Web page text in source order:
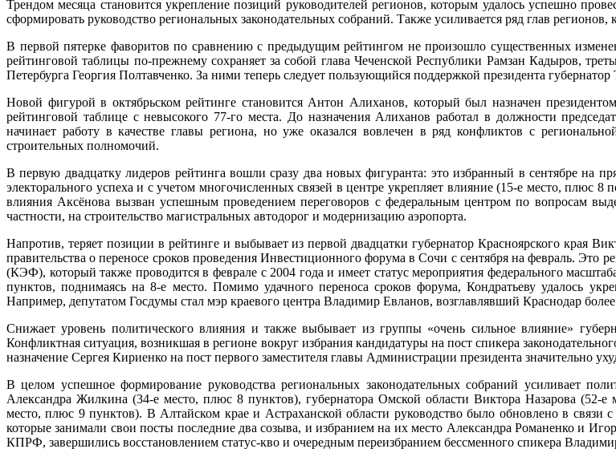
Трендом месяца становится укрепление позиций руководителей регионов, которым удалось успешно
сформировать руководство региональных законодательных собраний. Также усиливается ряд глав
В первой пятерке фаворитов по сравнению с предыдущим рейтингом не произошло существенных
рейтинговой таблицы по-прежнему сохраняет за собой глава Чеченской Республики Рамзан Кадыров,
Петербурга Георгия Полтавченко. За ними теперь следует пользующийся поддержкой президента
Новой фигурой в октябрьском рейтинге становится Антон Алиханов, который был назначен
рейтинговой таблице с невысокого 77-го места. До назначения Алиханов работал в должности
начинает работу в качестве главы региона, но уже оказался вовлечен в ряд конфликтов с
строительных полномочий.
В первую двадцатку лидеров рейтинга вошли сразу два новых фигуранта: это избранный в сентябре на
электорального успеха и с учетом многочисленных связей в центре укрепляет влияние (15-е место,
влияния Аксёнова вызван успешным проведением переговоров с федеральным центром по вопросам
частности, на строительство магистральных автодорог и модернизацию аэропорта.
Напротив, теряет позиции в рейтинге и выбывает из первой двадцатки губернатор Красноярского края
правительства о переносе сроков проведения Инвестиционного форума в Сочи с сентября на февраль. Это
(КЭФ), который также проводится в феврале с 2004 года и имеет статус мероприятия федерального
пунктов, поднимаясь на 8-е место. Помимо удачного переноса сроков форума, Кондратьеву удалось
Например, депутатом Госдумы стал мэр краевого центра Владимир Евланов, возглавлявший Краснодар более
Снижает уровень политического влияния и также выбывает из группы «очень сильное влияние»
Конфликтная ситуация, возникшая в регионе вокруг избрания кандидатуры на пост спикера
назначение Сергея Кириенко на пост первого заместителя главы Администрации президента значительно
В целом успешное формирование руководства региональных законодательных собраний усиливает
Александра Жилкина (34-е место, плюс 8 пунктов), губернатора Омской области Виктора Назарова (52-
место, плюс 9 пунктов). В Алтайском крае и Астраханской области руководство было обновлено в
которые занимали свои посты последние два созыва, и избранием на их место Александра Романенко и
КПРФ, завершились восстановлением статус-кво и очередным переизбранием бессменного спикера